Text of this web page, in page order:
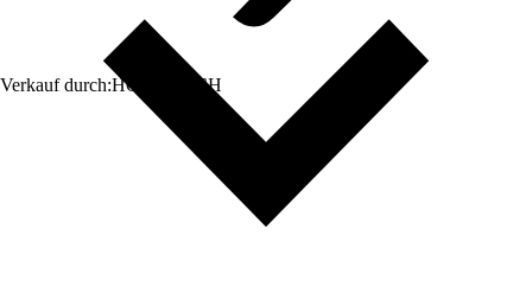
Verkauf durch:HORNBACH